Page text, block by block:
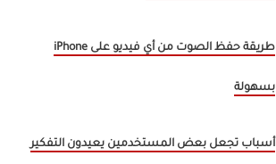
طريقة حفظ الصوت من أي فيديو على iPhone
بسهولة
أسباب تجعل بعض المستخدمين يعيدون التفكير